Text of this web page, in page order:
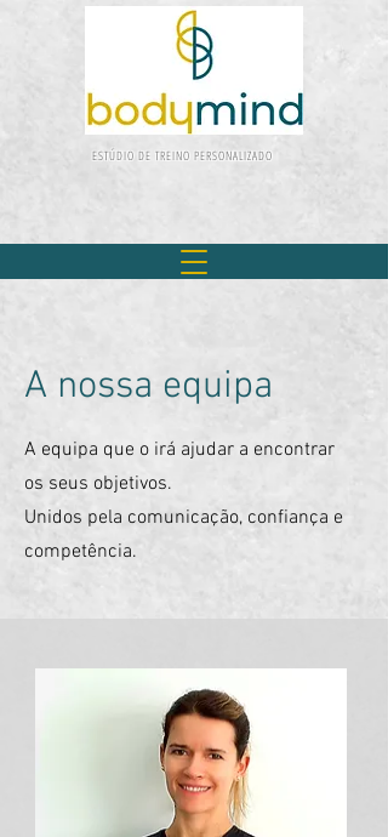
ESTÚDIO DE TREINO PERSONALIZADO
A nossa equipa
A equipa que o irá ajudar a encontrar
os seus objetivos.
Unidos pela comunicação, confiança e
competência.